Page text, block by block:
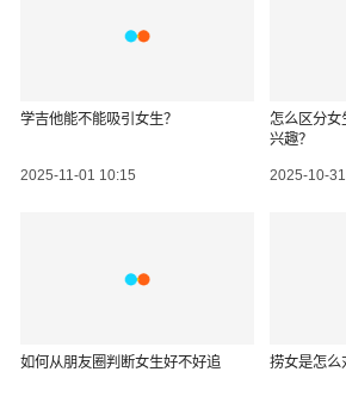
学吉他能不能吸引女生？
2025-11-01 10:15
怎么区分女
兴趣？
2025-10-
如何从朋友圈判断女生好不好追 捞女是怎么